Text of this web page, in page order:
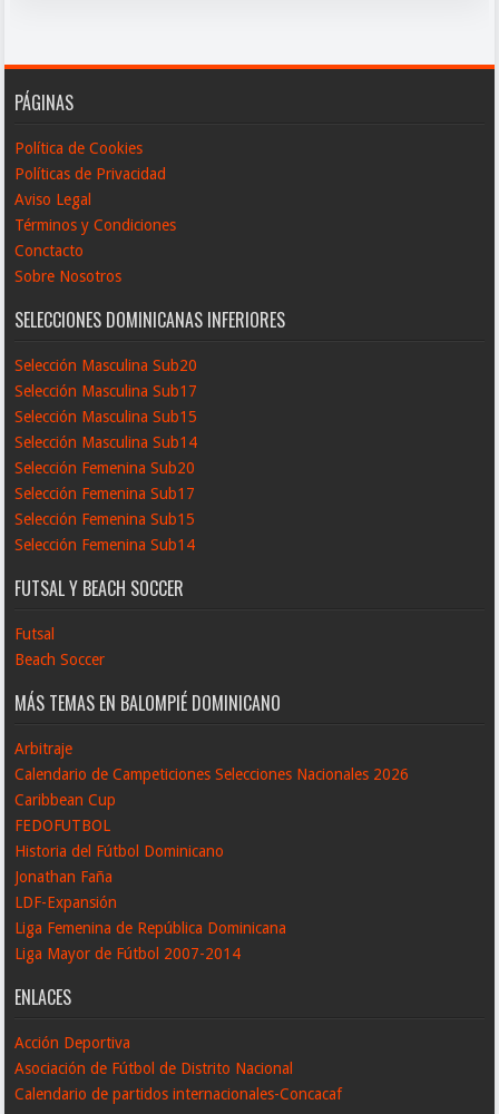
PÁGINAS
Política de Cookies
Políticas de Privacidad
Aviso Legal
Términos y Condiciones
Conctacto
Sobre Nosotros
SELECCIONES DOMINICANAS INFERIORES
Selección Masculina Sub20
Selección Masculina Sub17
Selección Masculina Sub15
Selección Masculina Sub14
Selección Femenina Sub20
Selección Femenina Sub17
Selección Femenina Sub15
Selección Femenina Sub14
FUTSAL Y BEACH SOCCER
Futsal
Beach Soccer
MÁS TEMAS EN BALOMPIÉ DOMINICANO
Arbitraje
Calendario de Campeticiones Selecciones Nacionales 2026
Caribbean Cup
FEDOFUTBOL
Historia del Fútbol Dominicano
Jonathan Faña
LDF-Expansión
Liga Femenina de República Dominicana
Liga Mayor de Fútbol 2007-2014
ENLACES
Acción Deportiva
Asociación de Fútbol de Distrito Nacional
Calendario de partidos internacionales-Concacaf